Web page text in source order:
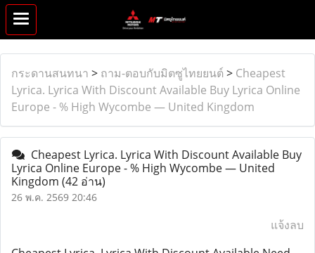
กระดานสนทนา > ถาม-ตอบกับมิตซูไทยยนต์ > Cheapest
Lyrica. Lyrica With Discount Available Buy Lyrica Online
Europe - % High Wycombe — United Kingdom
Cheapest Lyrica. Lyrica With Discount Available Buy
Lyrica Online Europe - % High Wycombe — United
Kingdom (42 อ่าน)
26 พ.ค. 2569 20:46
แจ้งลบ